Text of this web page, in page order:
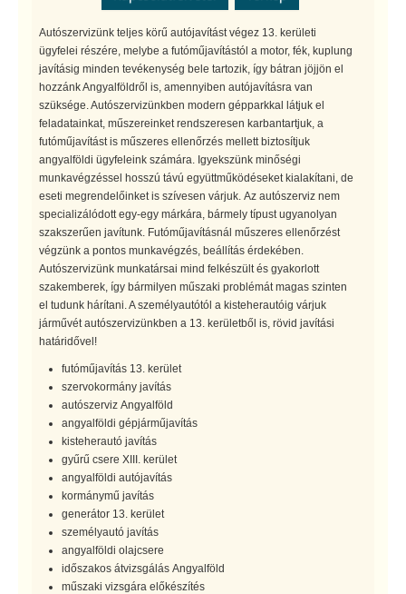
Autószervizünk teljes körű autójavítást végez 13. kerületi
ügyfelei részére, melybe a futóműjavítástól a motor, fék, kuplung
javításig minden tevékenység bele tartozik, így bátran jöjjön el
hozzánk Angyalföldről is, amennyiben autójavításra van
szüksége. Autószervizünkben modern gépparkkal látjuk el
feladatainkat, műszereinket rendszeresen karbantartjuk, a
futóműjavítást is műszeres ellenőrzés mellett biztosítjuk
angyalföldi ügyfeleink számára. Igyekszünk minőségi
munkavégzéssel hosszú távú együttműködéseket kialakítani, de
eseti megrendelőinket is szívesen várjuk. Az autószerviz nem
specializálódott egy-egy márkára, bármely típust ugyanolyan
szakszerűen javítunk. Futóműjavításnál műszeres ellenőrzést
végzünk a pontos munkavégzés, beállítás érdekében.
Autószervizünk munkatársai mind felkészült és gyakorlott
szakemberek, így bármilyen műszaki problémát magas szinten
el tudunk hárítani. A személyautótól a kisteherautóig várjuk
járművét autószervizünkben a 13. kerületből is, rövid javítási
határidővel!
futóműjavítás 13. kerület
szervokormány javítás
autószerviz Angyalföld
angyalföldi gépjárműjavítás
kisteherautó javítás
gyűrű csere XIII. kerület
angyalföldi autójavítás
kormánymű javítás
generátor 13. kerület
személyautó javítás
angyalföldi olajcsere
időszakos átvizsgálás Angyalföld
műszaki vizsgára előkészítés